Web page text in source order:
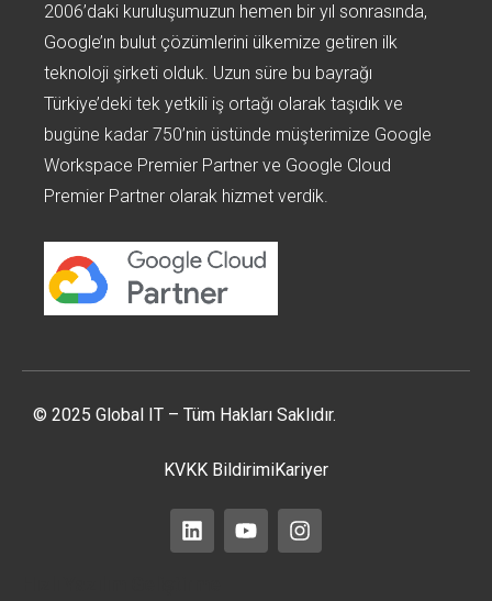
2006’daki kuruluşumuzun hemen bir yıl sonrasında,
Google’ın bulut çözümlerini ülkemize getiren ilk
teknoloji şirketi olduk. Uzun süre bu bayrağı
Türkiye’deki tek yetkili iş ortağı olarak taşıdık ve
bugüne kadar 750’nin üstünde müşterimize Google
Workspace Premier Partner ve Google Cloud
Premier Partner olarak hizmet verdik.
© 2025 Global IT – Tüm Hakları Saklıdır.
KVKK BildirimiKariyer